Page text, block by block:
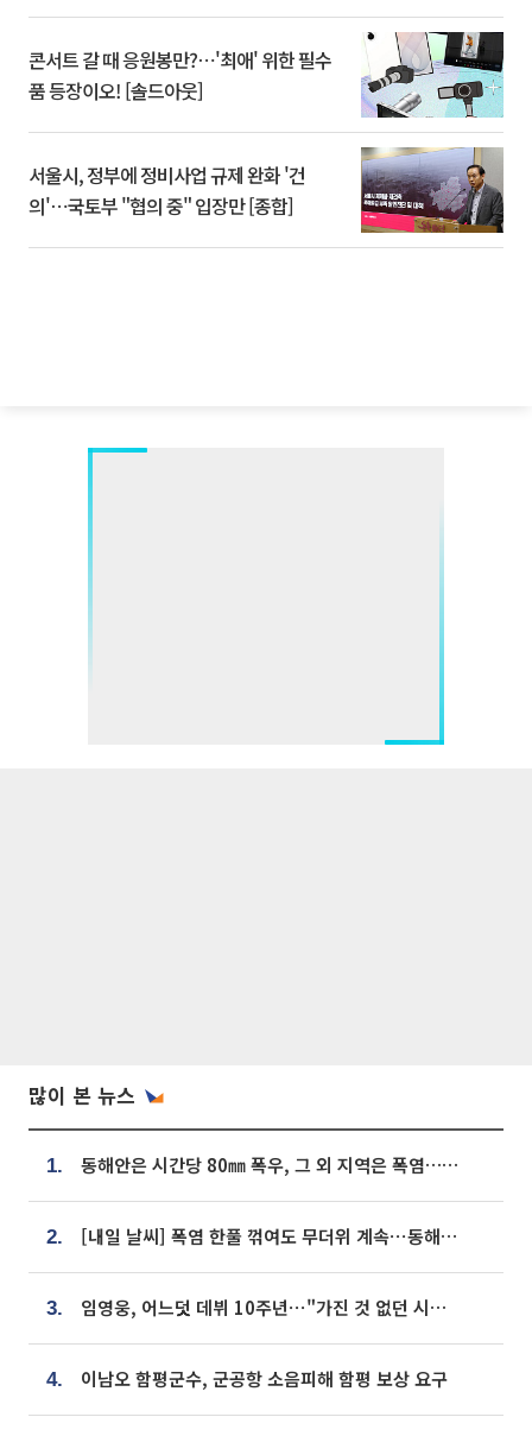
콘서트 갈 때 응원봉만?⋯'최애' 위한 필수
품 등장이오! [솔드아웃]
서울시, 정부에 정비사업 규제 완화 '건
의'⋯국토부 "협의 중" 입장만 [종합]
많이 본 뉴스
1. 동해안은 시간당 80㎜ 폭우, 그 외 지역은 폭염…‘극과 극 날씨’
2. [내일 날씨] 폭염 한풀 꺾여도 무더위 계속⋯동해안 이틀 연속 비
3. 임영웅, 어느덧 데뷔 10주년⋯"가진 것 없던 시절, 내 앞엔 20명의 팬뿐"
4. 이남오 함평군수, 군공항 소음피해 함평 보상 요구